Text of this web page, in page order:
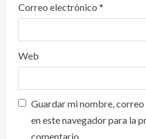
Correo electrónico *
Web
Guardar mi nombre,
en este navegador para la
comentario.